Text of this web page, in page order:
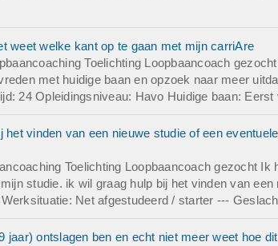
weet welke kant op te gaan met mijn carriAre
Toelichting Loopbaancoach
met huidige baan en opzoek naar meer
24 Opleidingsniveau: Havo Huidige baan:
vinden van een nieuwe studie of een
Toelichting Loopbaancoach gezocht Ik
studie. ik wil graag hulp bij het vinden van een
Net afgestudeerd / starter ---
jaar) ontslagen ben en echt niet meer weet hoe